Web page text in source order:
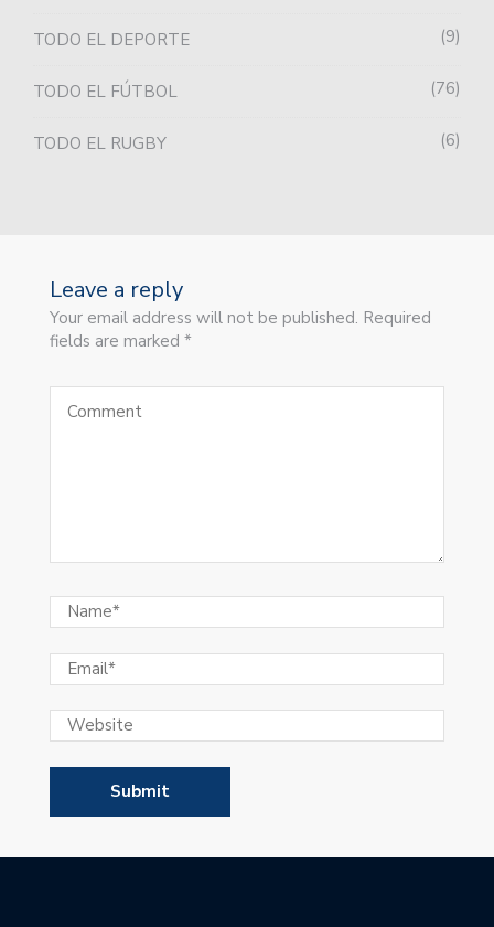
TODO EL DEPORTE 9
TODO EL FÚTBOL 76
TODO EL RUGBY 6
Leave a reply
Your email address will not be published. Required
fields are marked *